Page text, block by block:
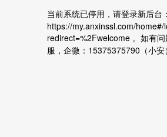
当前系统已停用，请登录新后台：
https://my.anxinssl.com/home#/
redirect=%2Fwelcome 。如有
服，企微：15375375790（小安